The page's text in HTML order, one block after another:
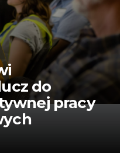
do
pracy